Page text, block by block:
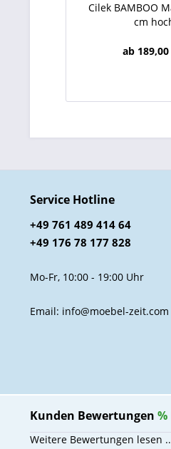
Cilek BAMBOO
cm
ab
Service Hotline
+49 761 489 414 64
+49 176 78 177 828
Mo-Fr, 10:00 - 19:00 Uhr
Email: info@moebel-zeit.com
Kunden Bewertungen %
Weitere Bewertungen lesen